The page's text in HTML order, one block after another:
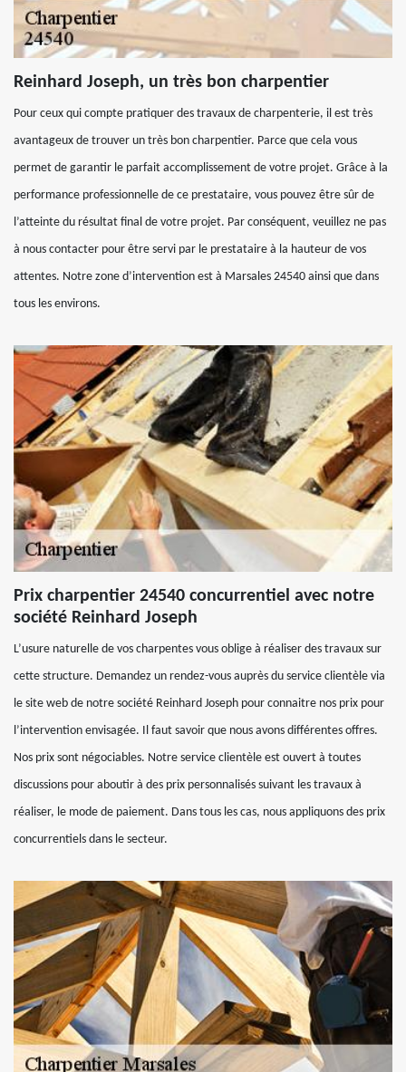
Reinhard Joseph, un très bon charpentier
Pour ceux qui compte pratiquer des travaux de charpenterie, il est très
avantageux de trouver un très bon charpentier. Parce que cela vous
permet de garantir le parfait accomplissement de votre projet. Grâce à la
performance professionnelle de ce prestataire, vous pouvez être sûr de
l’atteinte du résultat final de votre projet. Par conséquent, veuillez ne pas
à nous contacter pour être servi par le prestataire à la hauteur de vos
attentes. Notre zone d’intervention est à Marsales 24540 ainsi que dans
tous les environs.
Prix charpentier 24540 concurrentiel avec notre
société Reinhard Joseph
L’usure naturelle de vos charpentes vous oblige à réaliser des travaux sur
cette structure. Demandez un rendez-vous auprès du service clientèle via
le site web de notre société Reinhard Joseph pour connaitre nos prix pour
l’intervention envisagée. Il faut savoir que nous avons différentes offres.
Nos prix sont négociables. Notre service clientèle est ouvert à toutes
discussions pour aboutir à des prix personnalisés suivant les travaux à
réaliser, le mode de paiement. Dans tous les cas, nous appliquons des prix
concurrentiels dans le secteur.